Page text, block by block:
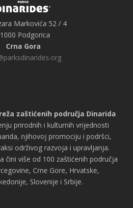
Markovića 52 / 4
Podgorica
Crna Gora
zaštićenih područja Dinarida
prirodnih i kulturnih vrijednosti
njihovoj promociju i podršci,
održivog razvoja i upravljanja.
čini više od 100 zaštićenih područja
Crne Gore, Hrvatske,
Slovenije i Srbije.